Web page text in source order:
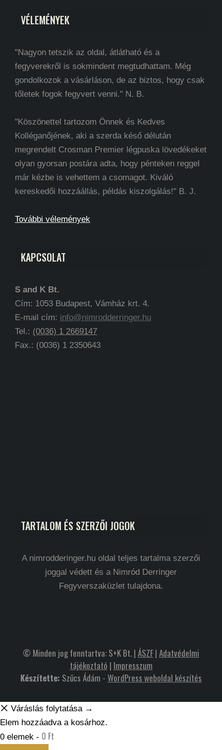
VÉLEMÉNYEK
"Nagyon tetszik az oldal, átlátható és a
fegyverekről is sokmindent megtudhattam. Még
gondolkozok a vásárláson, de az biztos, hogy csak
tőletek fogok fegyvert venni." N. B.
"Köszönettel tartozom Önnek és Kedves
Kolléganőjének, aki a szerda késő délután
megrendelt Crosman Premier légpuska lövedékeket
olyan gyorsan postára adta, hogy pénteken reggel
már kézbe is vehettem a csomagot. Kiváló
kereskedői hozzáállás, példás kiszolgálás!" B. J.
További vélemények
KAPCSOLAT
S and K Bt.
Cím: 1053 Budapest, Vámház krt. 4.
E-mail cím: info@nimrodderringer.hu
Tel.: (0036) 1 2669147
Fax.: (0036) 1 2350643
TARTALOM ÉS SZERZŐI JOGOK
A nimrodderinger.hu oldal teljes tartalma szerzői
joggal védett és a Nimród Derringer
Fegyverszaküzlet tulajdona.
© Minden jog fenntartva: S+K Bt. | ÁSZF| Adatvédelmi
tájékoztató | Impresszum
Készítette: Szűcs Ádám - WordPress weboldal készítés
Váráslás folytatása →
Elem hozzáadva a kosárhoz.
0 elemek - 0 Ft